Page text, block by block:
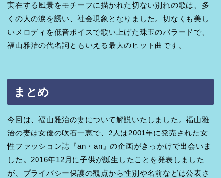
実在する風景をモチーフに描かれた切ない別れの歌は、多
くの人の涙を誘い、社会現象となりました。切なくも美し
いメロディを低音ボイスで歌い上げた珠玉のバラードで、
福山雅治の代名詞ともいえる最大のヒット曲です。
まとめ
今回は、福山雅治の妻について解説いたしました。福山雅
治の妻は女優の吹石一恵で、2人は2001年に発売された女
性ファッション誌『an・an』の企画がきっかけで出会いま
した。2016年12月に子供が誕生したことを発表しました
が、プライバシー保護の観点から性別や名前などは公表さ